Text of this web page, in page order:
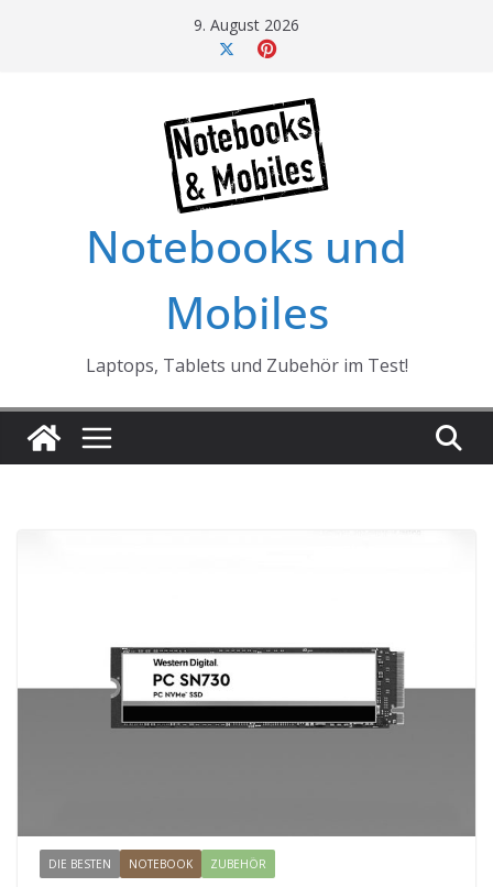
9. August 2026
Notebooks und
Mobiles
Laptops, Tablets und Zubehör im Test!
DIE BESTEN NOTEBOOK ZUBEHÖR